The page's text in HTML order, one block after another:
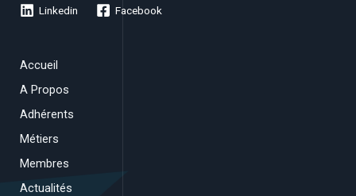
Linkedin Facebook
Accueil
A Propos
Adhérents
Métiers
Membres
Actualités